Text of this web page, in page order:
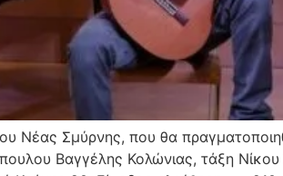
Νέας Σμύρνης, που θα
Βαγγέλης Κολώνιας, τάξη